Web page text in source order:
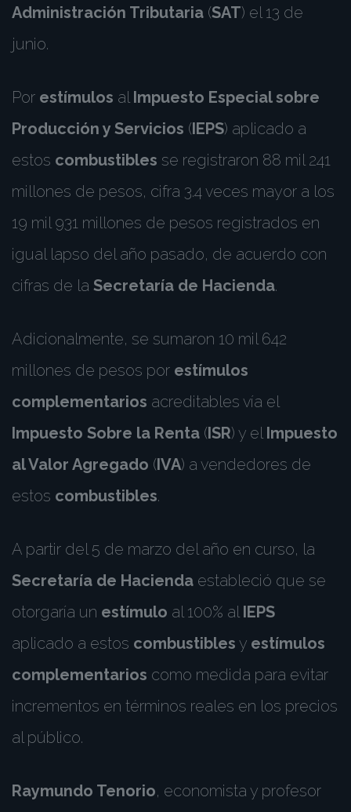
Administración Tributaria (SAT) el 13 de
junio.
Por estímulos al Impuesto Especial sobre
Producción y Servicios (IEPS) aplicado a
estos combustibles se registraron 88 mil 241
millones de pesos, cifra 3.4 veces mayor a los
19 mil 931 millones de pesos registrados en
igual lapso del año pasado, de acuerdo con
cifras de la Secretaría de Hacienda.
Adicionalmente, se sumaron 10 mil 642
millones de pesos por estímulos
complementarios acreditables vía el
Impuesto Sobre la Renta (ISR) y el Impuesto
al Valor Agregado (IVA) a vendedores de
estos combustibles.
A partir del 5 de marzo del año en curso, la
Secretaría de Hacienda estableció que se
otorgaría un estímulo al 100% al IEPS
aplicado a estos combustibles y estímulos
complementarios como medida para evitar
incrementos en términos reales en los precios
al público.
Raymundo Tenorio, economista y profesor